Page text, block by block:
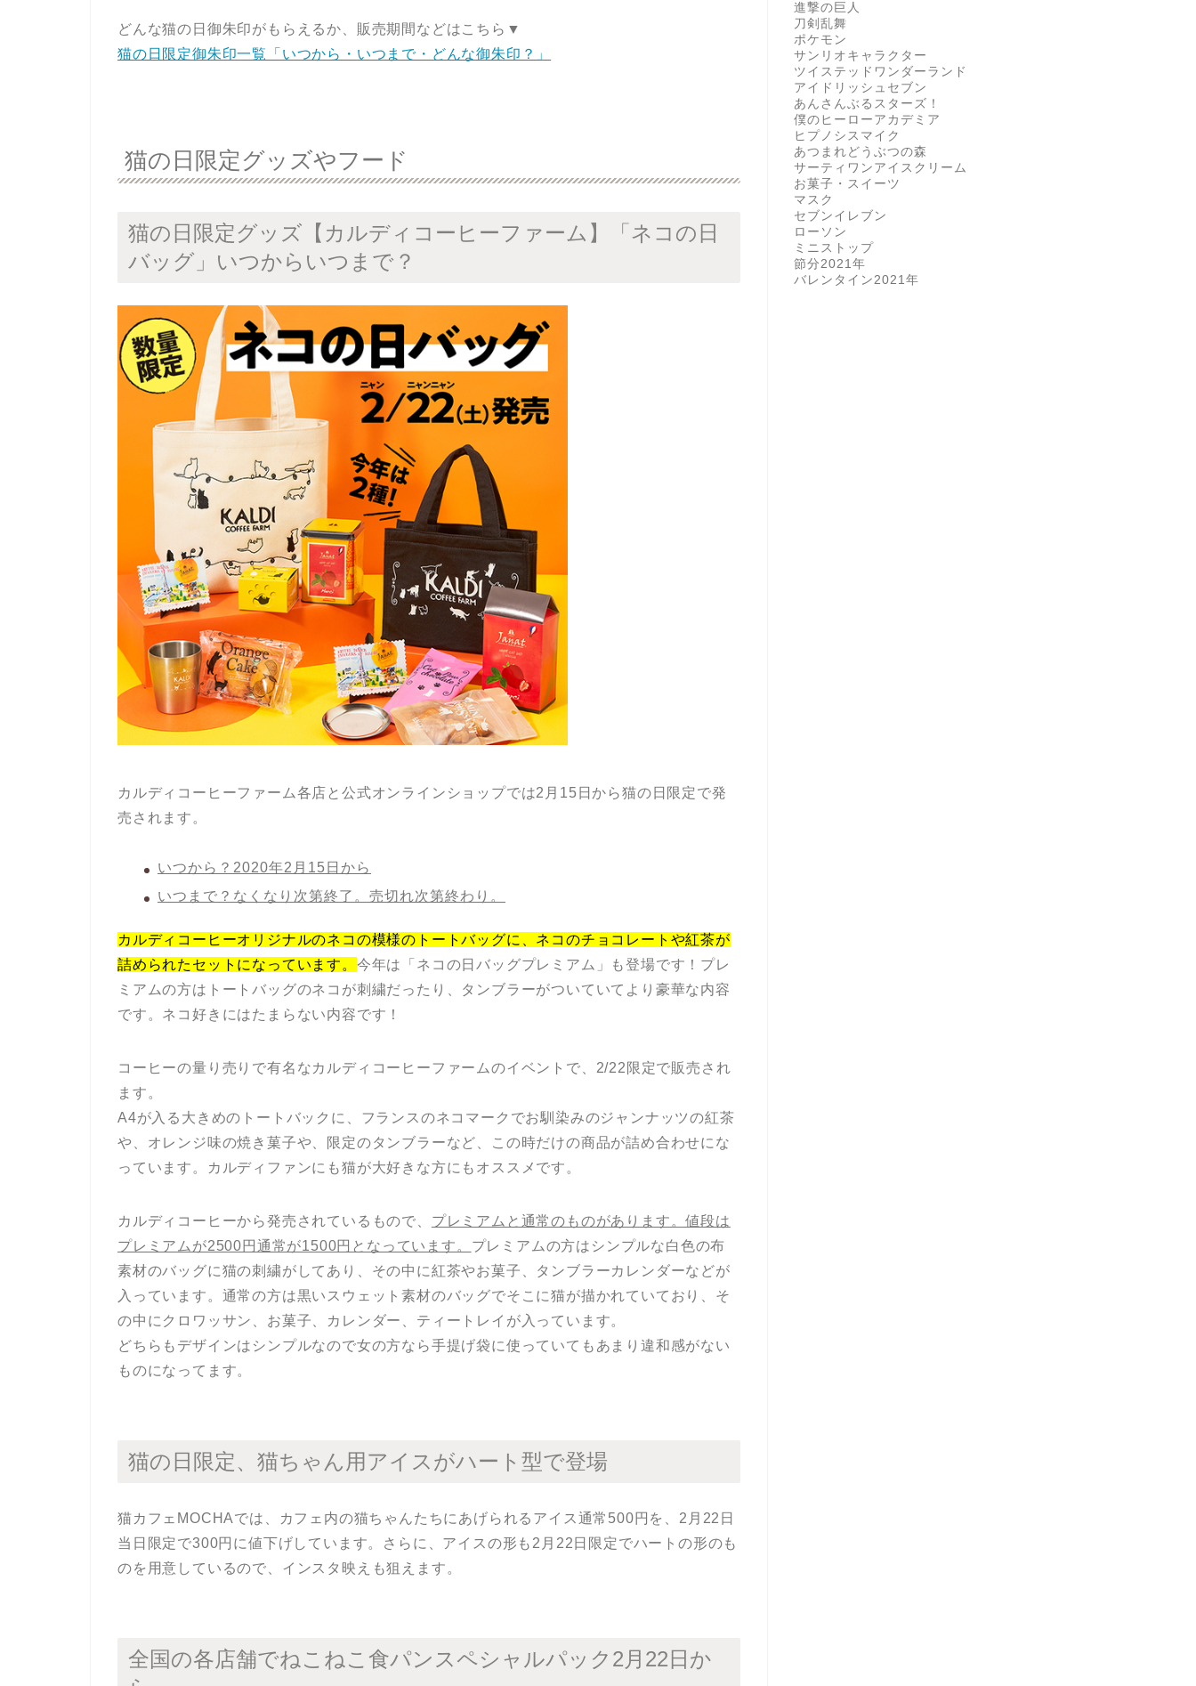
どんな猫の日御朱印がもらえるか、販売期間などはこちら▼
猫の日限定御朱印一覧「いつから・いつまで・どんな御朱印？」
猫の日限定グッズやフード
猫の日限定グッズ【カルディコーヒーファーム】「ネコの日
バッグ」いつからいつまで？
カルディコーヒーファーム各店と公式オンラインショップでは2月15日から猫の日限定で発
売されます。
いつから？2020年2月15日から
いつまで？なくなり次第終了。売切れ次第終わり。
カルディコーヒーオリジナルのネコの模様のトートバッグに、ネコのチョコレートや紅茶が
詰められたセットになっています。 今年は「ネコの日バッグプレミアム」も登場です！プレ
ミアムの方はトートバッグのネコが刺繍だったり、タンブラーがついていてより豪華な内容
です。ネコ好きにはたまらない内容です！
コーヒーの量り売りで有名なカルディコーヒーファームのイベントで、2/22限定で販売され
ます。
A4が入る大きめのトートバックに、フランスのネコマークでお馴染みのジャンナッツの紅茶
や、オレンジ味の焼き菓子や、限定のタンブラーなど、この時だけの商品が詰め合わせにな
っています。カルディファンにも猫が大好きな方にもオススメです。
カルディコーヒーから発売されているもので、 プレミアムと通常のものがあります。値段は
プレミアムが2500円通常が1500円となっています。 プレミアムの方はシンプルな白色の布
素材のバッグに猫の刺繍がしてあり、その中に紅茶やお菓子、タンブラーカレンダーなどが
入っています。通常の方は黒いスウェット素材のバッグでそこに猫が描かれていており、そ
の中にクロワッサン、お菓子、カレンダー、ティートレイが入っています。
どちらもデザインはシンプルなので女の方なら手提げ袋に使っていてもあまり違和感がない
ものになってます。
猫の日限定、猫ちゃん用アイスがハート型で登場
猫カフェMOCHAでは、カフェ内の猫ちゃんたちにあげられるアイス通常500円を、2月22日
当日限定で300円に値下げしています。さらに、アイスの形も2月22日限定でハートの形のも
のを用意しているので、インスタ映えも狙えます。
全国の各店舗でねこねこ食パンスペシャルパック2月22日か
進撃の巨人
刀剣乱舞
ポケモン
サンリオキャラクター
ツイステッドワンダーランド
アイドリッシュセブン
あんさんぶるスターズ！
僕のヒーローアカデミア
ヒプノシスマイク
あつまれどうぶつの森
サーティワンアイスクリーム
お菓子・スイーツ
マスク
セブンイレブン
ローソン
ミニストップ
節分2021年
バレンタイン2021年